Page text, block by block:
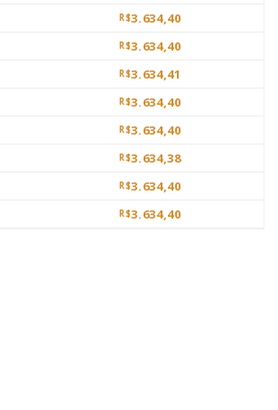
R$3.634,40
R$3.634,40
R$3.634,41
R$3.634,40
R$3.634,40
R$3.634,38
R$3.634,40
R$3.634,40